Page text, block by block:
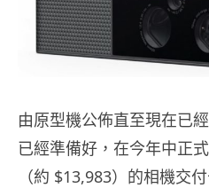
由原型機公佈直至現在已
已經準備好，在今年中正
（約 $13,983）的相機交